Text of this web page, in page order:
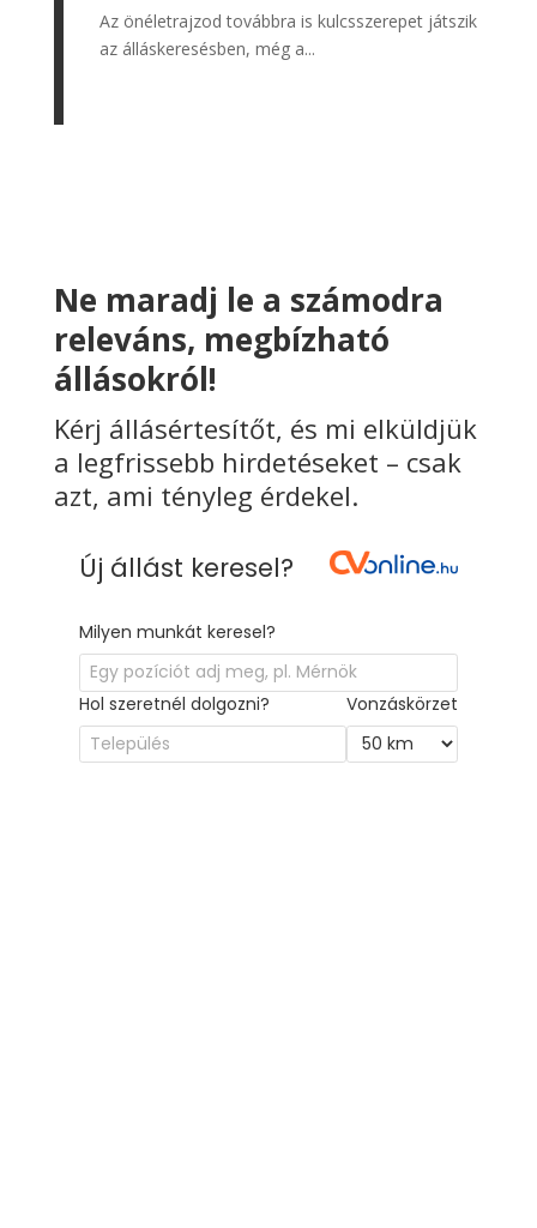
Az önéletrajzod továbbra is kulcsszerepet játszik
az álláskeresésben, még a...
Ne maradj le a számodra
releváns, megbízható
állásokról!
Kérj állásértesítőt, és mi elküldjük
a legfrissebb hirdetéseket – csak
azt, ami tényleg érdekel.